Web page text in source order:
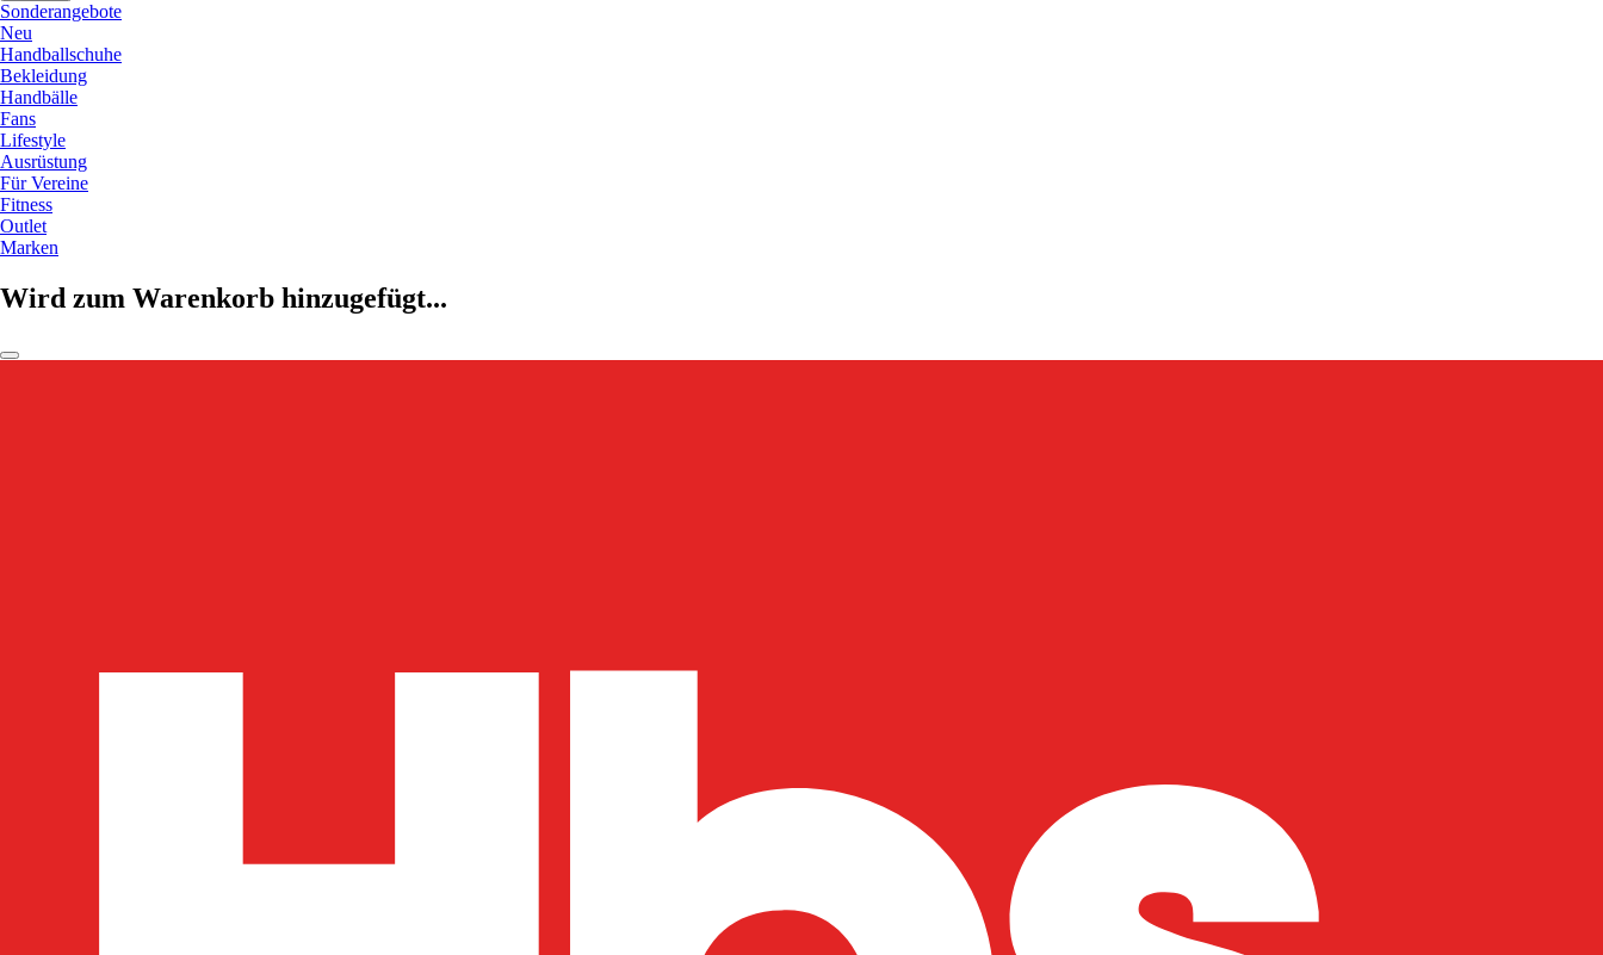
Sonderangebote
Neu
Handballschuhe
Bekleidung
Handbälle
Fans
Lifestyle
Ausrüstung
Für Vereine
Fitness
Outlet
Marken
Wird zum Warenkorb hinzugefügt...